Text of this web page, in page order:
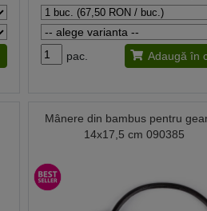
pac. Adaugă în
Mânere din bambus pentru
14x17,5 cm 090385